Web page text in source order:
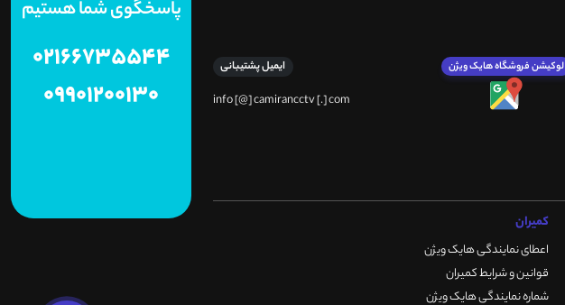
لوکیشن فروشگاه هایک ویژن ایمیل پشتیبانی
info [@] camirancctv [.] com
کمیران
اعطای نمایندگی هایک ویژن
قوانین و شرایط کمیران
شماره نمایندگی هایک ویژن
پاسخگوی شما هستیم
02166735544
09901200130